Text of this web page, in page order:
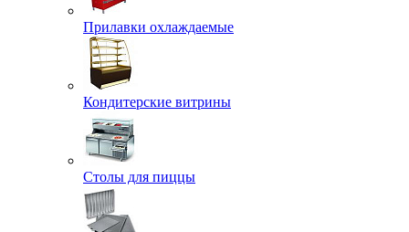
Прилавки охлаждаемые
Кондитерские витрины
Столы для пиццы